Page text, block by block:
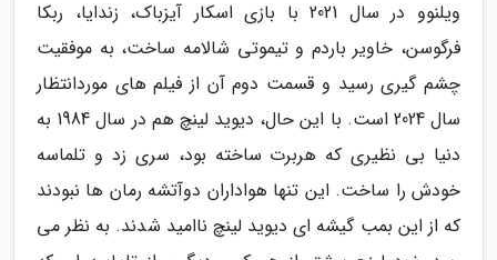
ویلنوو در سال 2021 با بازی اسکار آیزباک، زندایا، ربکا
فرگوسن، خاویر باردم و تیموتی شالامه ساخت، به موفقیت
چشم گیری رسید و قسمت دوم آن از فیلم های موردانتظار
سال 2024 است. با این حال، دیوید لینچ هم در سال 1984 به
دنیا بی نظیری که هربرت ساخته بود، سری زد و تلماسه
خودش را ساخت. این تنها هواداران دوآتشه رمان ها نبودند
که از این بمب گیشه ای دیوید لینچ ناامید شدند. به نظر می